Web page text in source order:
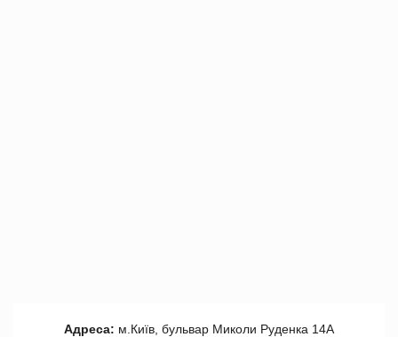
Адреса: м.Київ, бульвар Миколи Руденка 14А